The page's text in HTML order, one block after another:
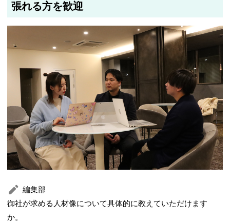
張れる方を歓迎
編集部
御社が求める人材像について具体的に教えていただけます
か。